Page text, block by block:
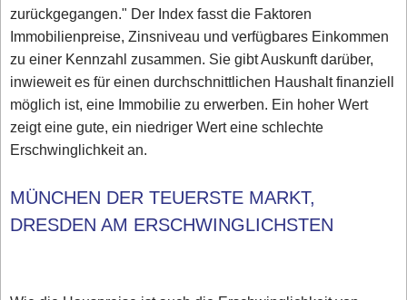
zurückgegangen." Der Index fasst die Faktoren
Immobilienpreise, Zinsniveau und verfügbares Einkommen
zu einer Kennzahl zusammen. Sie gibt Auskunft darüber,
inwieweit es für einen durchschnittlichen Haushalt finanziell
möglich ist, eine Immobilie zu erwerben. Ein hoher Wert
zeigt eine gute, ein niedriger Wert eine schlechte
Erschwinglichkeit an.
MÜNCHEN DER TEUERSTE MARKT,
DRESDEN AM ERSCHWINGLICHSTEN